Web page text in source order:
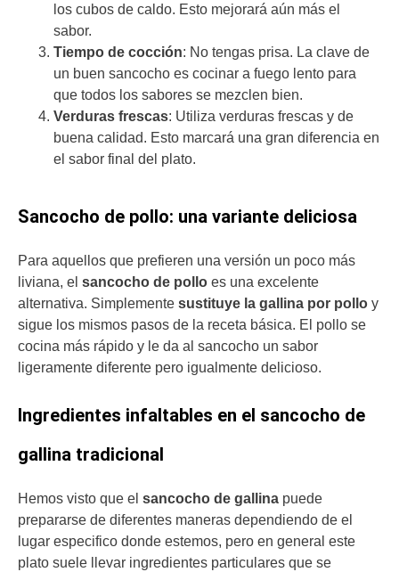
los cubos de caldo. Esto mejorará aún más el
sabor.
Tiempo de cocción: No tengas prisa. La clave de
un buen sancocho es cocinar a fuego lento para
que todos los sabores se mezclen bien.
Verduras frescas: Utiliza verduras frescas y de
buena calidad. Esto marcará una gran diferencia en
el sabor final del plato.
Sancocho de pollo: una variante deliciosa
Para aquellos que prefieren una versión un poco más
liviana, el sancocho de pollo es una excelente
alternativa. Simplemente sustituye la gallina por pollo y
sigue los mismos pasos de la receta básica. El pollo se
cocina más rápido y le da al sancocho un sabor
ligeramente diferente pero igualmente delicioso.
Ingredientes infaltables en el sancocho de
gallina tradicional
Hemos visto que el sancocho de gallina puede
prepararse de diferentes maneras dependiendo de el
lugar especifico donde estemos, pero en general este
plato suele llevar ingredientes particulares que se